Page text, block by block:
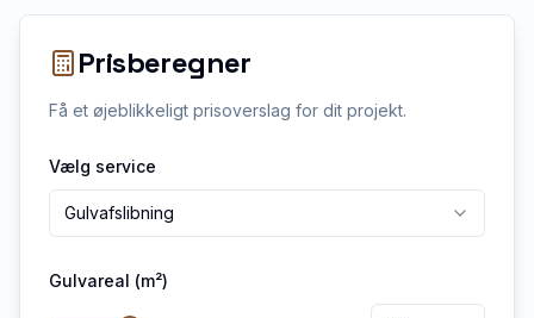
Prisberegner
Få et øjeblikkeligt prisoverslag for dit projekt.
Vælg service
Gulvafslibning
Gulvareal (m²)